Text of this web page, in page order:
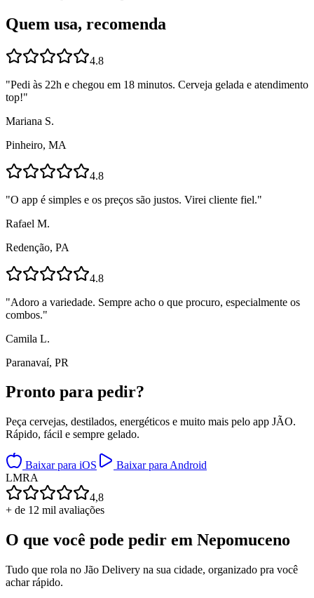
Quem usa, recomenda
4.8
"Pedi às 22h e chegou em 18 minutos. Cerveja gelada e atendimento
top!"
Mariana S.
Pinheiro, MA
4.8
"O app é simples e os preços são justos. Virei cliente fiel."
Rafael M.
Redenção, PA
4.8
"Adoro a variedade. Sempre acho o que procuro, especialmente os
combos."
Camila L.
Paranavaí, PR
Pronto para pedir?
Peça cervejas, destilados, energéticos e muito mais pelo app JÃO.
Rápido, fácil e sempre gelado.
Baixar para iOS
Baixar para Android
LMRA
4,8
+ de 12 mil avaliações
O que você pode pedir em Nepomuceno
Tudo que rola no Jão Delivery na sua cidade, organizado pra você
achar rápido.